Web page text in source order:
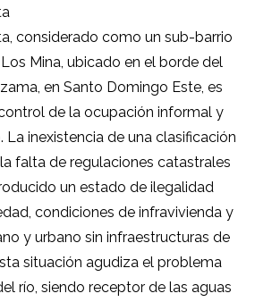
considerado como un sub-barrio
Mina, ubicado en el borde del
en Santo Domingo Este, es
de la ocupación informal y
La inexistencia de una clasificación
falta de regulaciones catastrales
un estado de ilegalidad
condiciones de infravivienda y
y urbano sin infraestructuras de
situación agudiza el problema
río, siendo receptor de las aguas